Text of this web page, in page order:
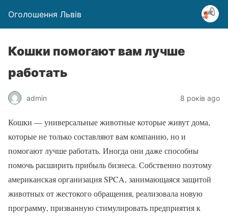
Оголошення Львів
Кошки помогают вам лучше
работать
admin 8 років ago
Кошки — универсальные животные которые живут дома,
которые не только составляют вам компанию, но и
помогают лучше работать. Иногда они даже способны
помочь расширить прибыль бизнеса. Собственно поэтому
американская организация SPCA, занимающаяся защитой
животных от жестокого обращения, реализовала новую
программу, призванную стимулировать предприятия к